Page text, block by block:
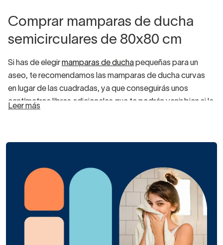
Comprar mamparas de ducha
semicirculares de 80x80 cm
Si has de elegir mamparas de ducha pequeñas para un
aseo, te recomendamos las mamparas de ducha curvas
en lugar de las cuadradas, ya que conseguirás unos
centímetros libres adicionales que te podrán venir bien si la
tu baño!
son las más pequeñas junto a las de 75x75, muy
prácticas para los baños de tamaño reducido. Si tienes ya
cómo tomar bien las medidas
antes de elegir una mampara nueva. Si por el contrario vas
a colocar la mampara de ducha entera desde cero, sigue
nuestro consejo de apostar por las mamparas de ducha
Leer más